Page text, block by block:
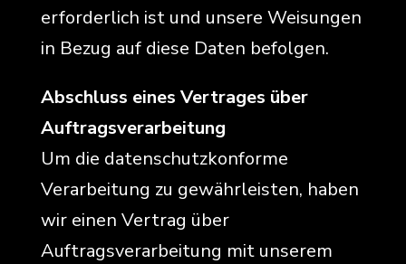
erforderlich ist und unsere Weisungen
in Bezug auf diese Daten befolgen.
Abschluss eines Vertrages über
Auftragsverarbeitung
Um die datenschutzkonforme
Verarbeitung zu gewährleisten, haben
wir einen Vertrag über
Auftragsverarbeitung mit unserem